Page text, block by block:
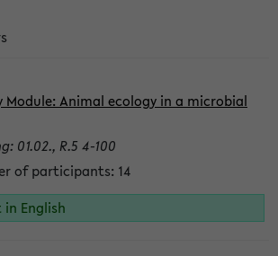
Module: Animal ecology in a microbial
01.02., R.5 4-100
of participants: 14
English